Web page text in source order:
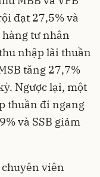
đạt 27,5% và
hàng tư nhân
nhập lãi thuần
tăng 27,7%
. Ngược lại, một
thuần đi ngang
và SSB giảm
viên